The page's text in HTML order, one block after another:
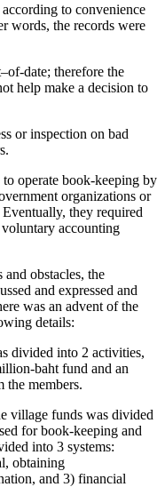
to convenience
words, the records were
date; therefore the
help make a decision to
inspection on bad
book-keeping by
organizations or
they required
accounting
obstacles, the
and expressed and
was an advent of the
details:
into 2 activities,
baht fund and an
the members.
funds was divided
for book-keeping and
into 3 systems:
obtaining
and 3) financial